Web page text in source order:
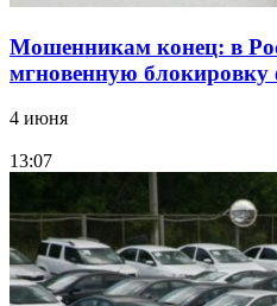
Мошенникам конец: в
мгновенную
4 июня
13:07